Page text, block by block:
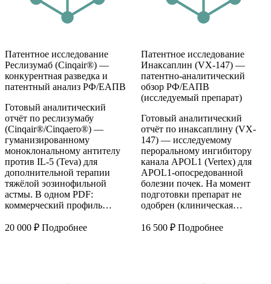
Патентное исследование
Реслизумаб (Cinqair®) —
конкурентная разведка и
патентный анализ РФ/ЕАПВ
Готовый аналитический
отчёт по реслизумабу
(Cinqair®/Cinqaero®) —
гуманизированному
моноклональному антителу
против IL-5 (Teva) для
дополнительной терапии
тяжёлой эозинофильной
астмы. В одном PDF:
коммерческий профиль…
20 000 ₽ Подробнее
Патентное исследование
Инаксаплин (VX-147) —
патентно-аналитический
обзор РФ/ЕАПВ
(исследуемый препарат)
Готовый аналитический
отчёт по инаксаплину (VX-
147) — исследуемому
пероральному ингибитору
канала APOL1 (Vertex) для
APOL1-опосредованной
болезни почек. На момент
подготовки препарат не
одобрен (клиническая…
16 500 ₽ Подробнее